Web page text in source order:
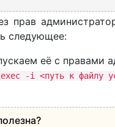
прав
следующее:
её с правами
-i <путь к файлу